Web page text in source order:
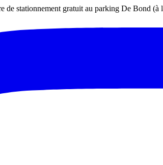
de stationnement gratuit au parking De Bond (à